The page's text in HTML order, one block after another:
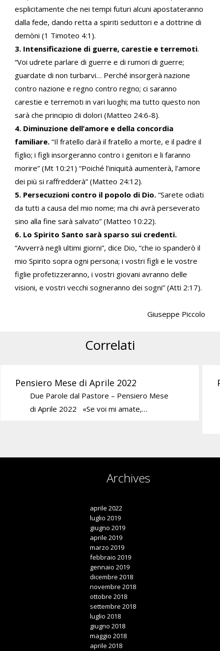
esplicitamente che nei tempi futuri alcuni apostateranno
dalla fede, dando retta a spiriti seduttori e a dottrine di
demòni (1 Timoteo 4:1).
3. Intensificazione di guerre, carestie e terremoti.
“Voi udrete parlare di guerre e di rumori di guerre;
guardate di non turbarvi… Perché insorgerà nazione
contro nazione e regno contro regno; ci saranno
carestie e terremoti in vari luoghi; ma tutto questo non
sarà che principio di dolori (Matteo 24:6-8).
4. Diminuzione dell’amore e della concordia
familiare. “Il fratello darà il fratello a morte, e il padre il
figlio; i figli insorgeranno contro i genitori e li faranno
morire” (Mt 10:21) “Poiché l’iniquità aumenterà, l’amore
dei più si raffredderà” (Matteo 24:12).
5. Persecuzioni contro il popolo di Dio. “Sarete odiati
da tutti a causa del mio nome; ma chi avrà perseverato
sino alla fine sarà salvato” (Matteo 10:22).
6. Lo Spirito Santo sarà sparso sui credenti.
“Avverrà negli ultimi giorni”, dice Dio, “che io spanderò il
mio Spirito sopra ogni persona; i vostri figli e le vostre
figlie profetizzeranno, i vostri giovani avranno delle
visioni, e vostri vecchi sogneranno dei sogni” (Atti 2:17).
Giuseppe Piccolo
Correlati
Pensiero Mese di Aprile 2022
Due Parole dal Pastore – Pensiero Mese
di Aprile 2022 «Se voi mi amate,…
Archives
aprile 2022
luglio 2019
giugno 2019
aprile 2019
marzo 2019
febbraio 2019
gennaio 2019
dicembre 2018
novembre 2018
ottobre 2018
settembre 2018
luglio 2018
giugno 2018
maggio 2018
aprile 2018